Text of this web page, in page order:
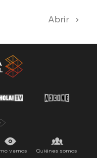
Abrir
vernos Quiénes somos